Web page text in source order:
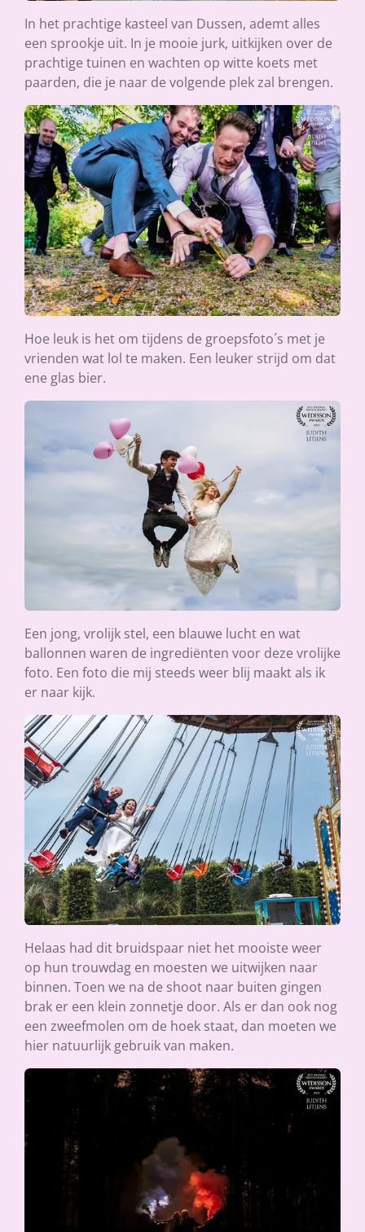
In het prachtige kasteel van Dussen, ademt alles
een sprookje uit. In je mooie jurk, uitkijken over de
prachtige tuinen en wachten op witte koets met
paarden, die je naar de volgende plek zal brengen.
Hoe leuk is het om tijdens de groepsfoto´s met je
vrienden wat lol te maken. Een leuker strijd om dat
ene glas bier.
Een jong, vrolijk stel, een blauwe lucht en wat
ballonnen waren de ingrediënten voor deze vrolijke
foto. Een foto die mij steeds weer blij maakt als ik
er naar kijk.
Helaas had dit bruidspaar niet het mooiste weer
op hun trouwdag en moesten we uitwijken naar
binnen. Toen we na de shoot naar buiten gingen
brak er een klein zonnetje door. Als er dan ook nog
een zweefmolen om de hoek staat, dan moeten we
hier natuurlijk gebruik van maken.